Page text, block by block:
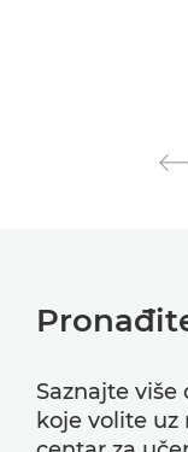
Saznajte
koje volite uz